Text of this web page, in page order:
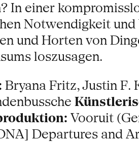
In einer
Notwendigkeit
und Horten von
loszusagen.
Bryana Fritz, Justin F.
Vooruit
Departures and